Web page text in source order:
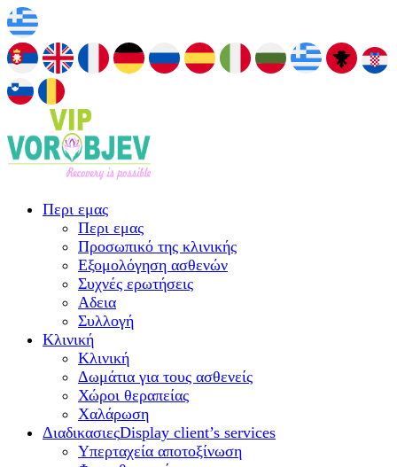
Περι εμας
Περι εμας
Προσωπικό της κλινικής
Εξομολόγηση ασθενών
Συχνές ερωτήσεις
Αδεια
Συλλογή
Κλινική
Κλινική
Δωμάτια για τους ασθενείς
Χώροι θεραπείας
Χαλάρωση
ΔιαδικασιεςDisplay client’s services
Υπερταχεία αποτοξίνωση